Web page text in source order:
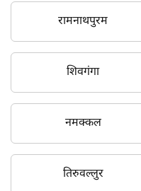
रामनाथपुरम
शिवगंगा
नमक्कल
तिरुवल्लुर